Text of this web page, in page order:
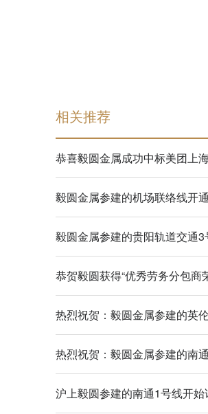
相关推荐
恭喜毅圆金属成功中标美团上
毅圆金属参建的机场联络线开
毅圆金属参建的贵阳轨道交通3
恭贺毅圆获得“优秀劳务分包商
热烈祝贺：毅圆金属参建的英
热烈祝贺：毅圆金属参建的南
沪上毅圆参建的南通1号线开始